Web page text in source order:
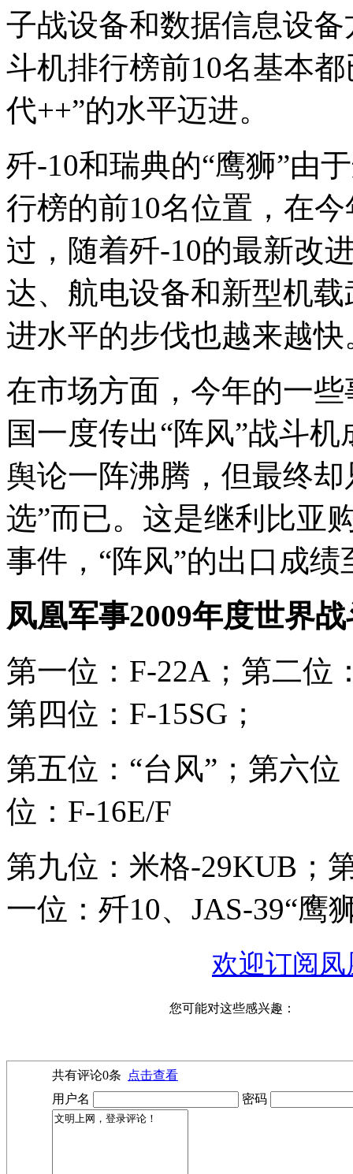
子战设备和数据信息设
斗机排行榜前10名基本
代++”的水平迈进。
歼-10和瑞典的“鹰狮”由
行榜的前10名位置，在
过，随着歼-10的最新改
达、航电设备和新型机
进水平的步伐也越来越快
在市场方面，今年的一
国一度传出“阵风”战斗
舆论一阵沸腾，但最终
选”而已。这是继利比亚
事件，“阵风”的出口成
凤凰军事2009年度世界
第一位：F-22A；第二位
第四位：F-15SG；
第五位：“台风”；第六
位：F-16E/F
第九位：米格-29KUB；
一位：歼10、JAS-39“鹰
欢迎订阅
您可能对这些感兴趣：
共有评论0条
点击查看
用户名
密码